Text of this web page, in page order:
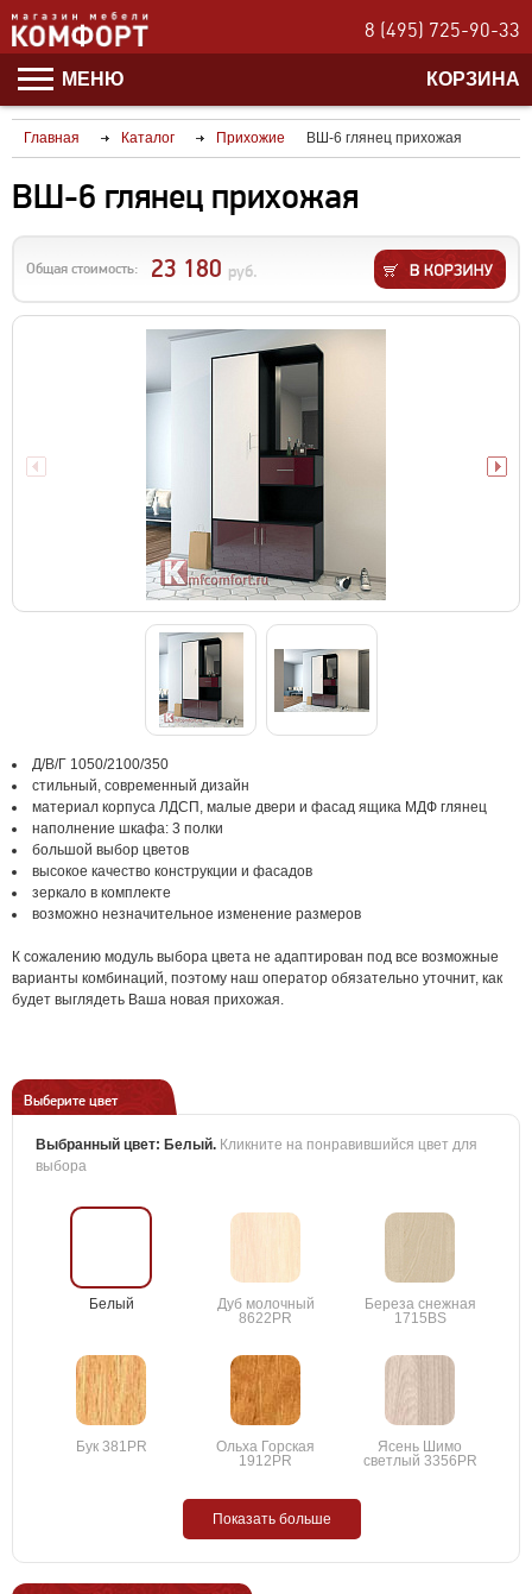
8 (495) 725-90-33
МЕНЮ КОРЗИНА
Главная Каталог Прихожие ВШ-6 глянец прихожая
ВШ-6 глянец прихожая
Общая стоимость: 23 180 руб.
Д/В/Г 1050/2100/350
стильный, современный дизайн
материал корпуса ЛДСП, малые двери и фасад ящика МДФ глянец
наполнение шкафа: 3 полки
большой выбор цветов
высокое качество конструкции и фасадов
зеркало в комплекте
возможно незначительное изменение размеров
К сожалению модуль выбора цвета не адаптирован под все возможные
варианты комбинаций, поэтому наш оператор обязательно уточнит, как
будет выглядеть Ваша новая прихожая.
Выберите цвет
Выбранный цвет: Белый. Кликните на понравившийся цвет для
выбора
Белый
Дуб молочный
8622PR
Береза снежная
1715BS
Бук 381PR
Ольха Горская
1912PR
Ясень Шимо
светлый 3356PR
Показать больше